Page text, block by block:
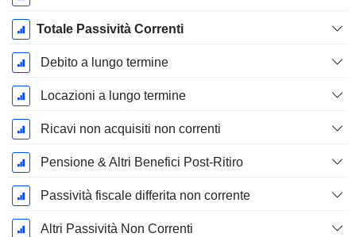
Totale Passività Correnti
Debito a lungo termine
Locazioni a lungo termine
Ricavi non acquisiti non correnti
Pensione & Altri Benefici Post-Ritiro
Passività fiscale differita non corrente
Altri Passività Non Correnti